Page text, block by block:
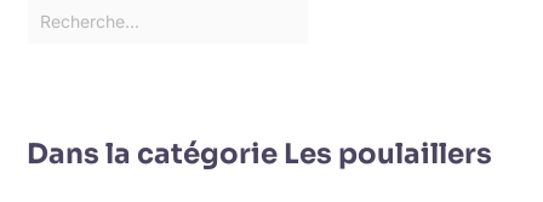
Dans la catégorie Les poulaillers